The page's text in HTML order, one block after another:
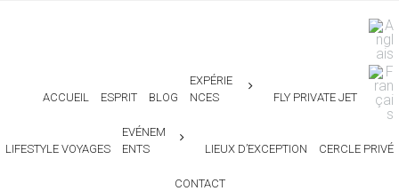
ACCUEIL ESPRIT BLOG
EXPÉRIE
NCES
FLY PRIVATE JET
LIFESTYLE VOYAGES
EVÉNEM
ENTS
LIEUX D’EXCEPTION CERCLE PRIVÉ
CONTACT